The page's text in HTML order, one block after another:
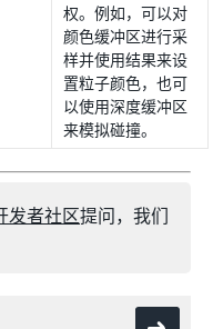
权。例如，可以对
颜色缓冲区进行采
样并使用结果来设
置粒子颜色，也可
以使用深度缓冲区
来模拟碰撞。
发者社区提问，我们